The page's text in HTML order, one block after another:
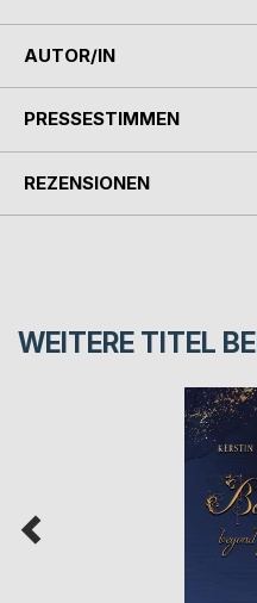
AUTOR/IN
PRESSESTIMMEN
REZENSIONEN
WEITERE TITEL BEI